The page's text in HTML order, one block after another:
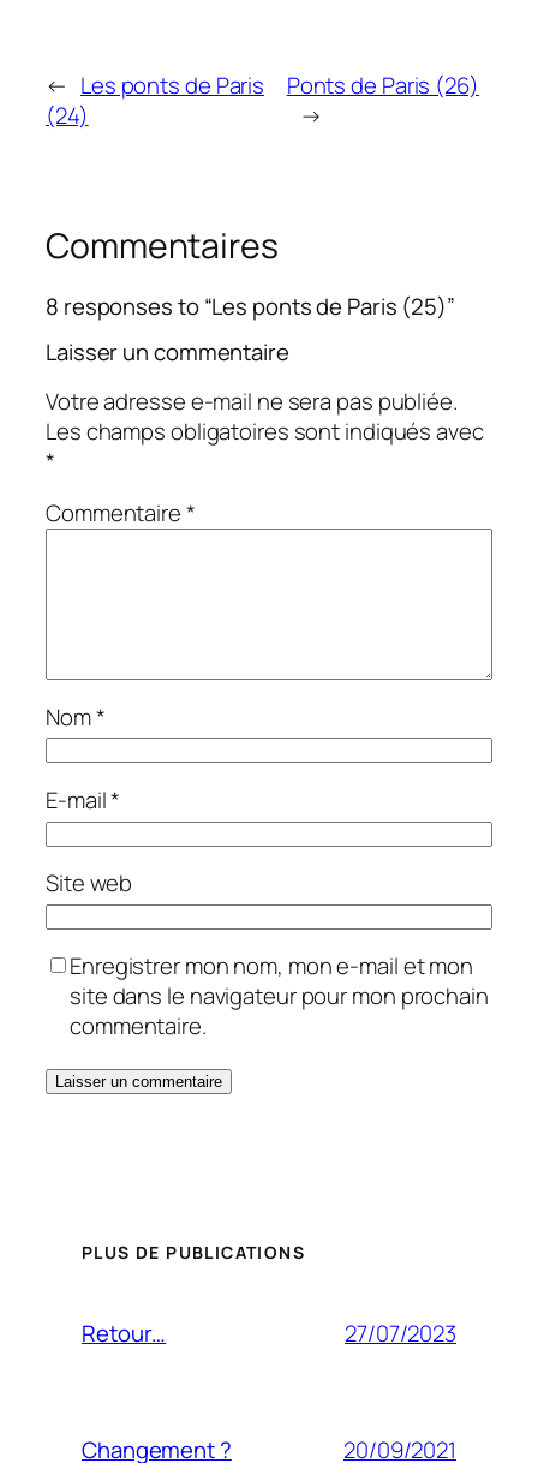
← Les ponts de Paris
(24)
Ponts de Paris (26)
→
Commentaires
8 responses to “Les ponts de Paris (25)”
Laisser un commentaire
Votre adresse e-mail ne sera pas publiée.
Les champs obligatoires sont indiqués avec
*
Commentaire*
Nom*
E-mail*
Site web
Enregistrer mon nom, mon e-mail et mon
site dans le navigateur pour mon prochain
commentaire.
PLUS DE PUBLICATIONS
Retour… 27/07/2023
Changement ? 20/09/2021